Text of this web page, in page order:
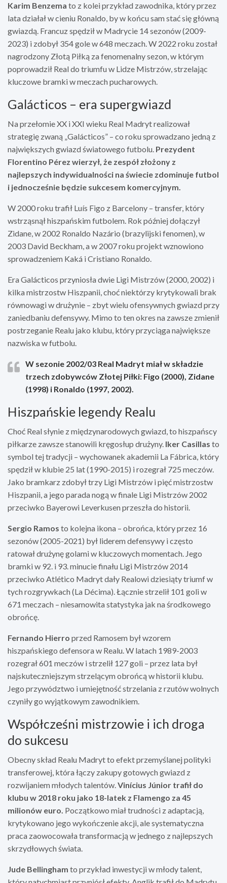
Karim Benzema to z kolei przykład zawodnika, który przez
lata działał w cieniu Ronaldo, by w końcu sam stać się główną
gwiazdą. Francuz spędził w Madrycie 14 sezonów (2009-
2023) i zdobył 354 gole w 648 meczach. W 2022 roku został
nagrodzony Złotą Piłką za fenomenalny sezon, w którym
poprowadził Real do triumfu w Lidze Mistrzów, strzelając
kluczowe bramki w meczach pucharowych.
Galácticos – era supergwiazd
Na przełomie XX i XXI wieku Real Madryt realizował
strategię zwaną „Galácticos” – co roku sprowadzano jedną z
największych gwiazd światowego futbolu. Prezydent
Florentino Pérez wierzył, że zespół złożony z
najlepszych indywidualności na świecie zdominuje futbol
i jednocześnie będzie sukcesem komercyjnym.
W 2000 roku trafił Luís Figo z Barcelony – transfer, który
wstrząsnął hiszpańskim futbolem. Rok później dołączył
Zidane, w 2002 Ronaldo Nazário (brazylijski fenomen), w
2003 David Beckham, a w 2007 roku projekt wznowiono
sprowadzeniem Kaká i Cristiano Ronaldo.
Era Galácticos przyniosła dwie Ligi Mistrzów (2000, 2002) i
kilka mistrzostw Hiszpanii, choć niektórzy krytykowali brak
równowagi w drużynie – zbyt wielu ofensywnych gwiazd przy
zaniedbaniu defensywy. Mimo to ten okres na zawsze zmienił
postrzeganie Realu jako klubu, który przyciąga największe
nazwiska w futbolu.
W sezonie 2002/03 Real Madryt miał w składzie
trzech zdobywców Złotej Piłki: Figo (2000), Zidane
(1998) i Ronaldo (1997, 2002).
Hiszpańskie legendy Realu
Choć Real słynie z międzynarodowych gwiazd, to hiszpańscy
piłkarze zawsze stanowili kręgosłup drużyny. Iker Casillas to
symbol tej tradycji – wychowanek akademii La Fábrica, który
spędził w klubie 25 lat (1990-2015) i rozegrał 725 meczów.
Jako bramkarz zdobył trzy Ligi Mistrzów i pięć mistrzostw
Hiszpanii, a jego parada nogą w finale Ligi Mistrzów 2002
przeciwko Bayerowi Leverkusen przeszła do historii.
Sergio Ramos to kolejna ikona – obrońca, który przez 16
sezonów (2005-2021) był liderem defensywy i często
ratował drużynę golami w kluczowych momentach. Jego
bramki w 92. i 93. minucie finału Ligi Mistrzów 2014
przeciwko Atlético Madryt dały Realowi dziesiąty triumf w
tych rozgrywkach (La Décima). Łącznie strzelił 101 goli w
671 meczach – niesamowita statystyka jak na środkowego
obrońcę.
Fernando Hierro przed Ramosem był wzorem
hiszpańskiego defensora w Realu. W latach 1989-2003
rozegrał 601 meczów i strzelił 127 goli – przez lata był
najskuteczniejszym strzelącym obrońcą w historii klubu.
Jego przywództwo i umiejętność strzelania z rzutów wolnych
czyniły go wyjątkowym zawodnikiem.
Współcześni mistrzowie i ich droga
do sukcesu
Obecny skład Realu Madryt to efekt przemyślanej polityki
transferowej, która łączy zakupy gotowych gwiazd z
rozwijaniem młodych talentów.Vinícius Júnior trafił do
klubu w 2018 roku jako 18-latek z Flamengo za 45
milionów euro. Początkowo miał trudności z adaptacją,
krytykowano jego wykończenie akcji, ale systematyczna
praca zaowocowała transformacją w jednego z najlepszych
skrzydłowych świata.
Jude Bellingham to przykład inwestycji w młody talent,